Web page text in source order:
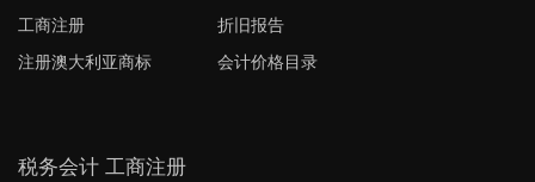
工商注册
折旧报告
注册澳大利亚商标
会计价格目录
税务会计 工商注册